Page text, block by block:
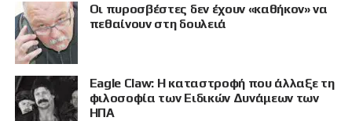
Οι πυροσβέστες δεν έχουν «καθήκον» να
πεθαίνουν στη δουλειά
Eagle Claw: Η καταστροφή που άλλαξε τη
φιλοσοφία των Ειδικών Δυνάμεων των
ΗΠΑ